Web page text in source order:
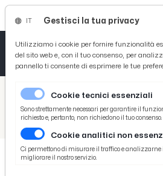
/ Picenotime
/ Ascoli Time
Lecce-Altovicentino 2-1, le voci di mister Di
Gestisci la tua privacy
Utilizziamo i cookie per fornire funzionalità
del sito web e, con il tuo consenso, per
pannello ti consente di esprimere le tue
Cookie tecnici essenziali
Sono strettamente necessari per garantire il
richiesto e, pertanto, non richiedono il tuo consenso.
Cookie analitici non
Ci permettono di misurare il traffico e analizzarne
migliorare il nostro servizio.
Tutto News
Tutto Sport
Basket
Ciclismo
Tutto Curiosità